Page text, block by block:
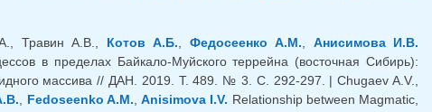
Травин А.В., Котов А.Б. Федосеенко А.М.
Анисимова И.В.
в пределах Байкало-Муйского террейна (восточная Сибирь):
массива // ДАН. 2019. Т. 489. № 3. С. 292-297. | Chugaev A.V.,
Fedoseenko A.M. Anisimova I.V. Relationship between Magmatic,